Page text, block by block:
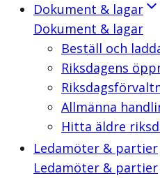
Dokument & lagar
Dokument & lagar
Beställ och
Riksdagens
Allmänna
Hitta äldre
Ledamöter & partier
Ledamöter & partier